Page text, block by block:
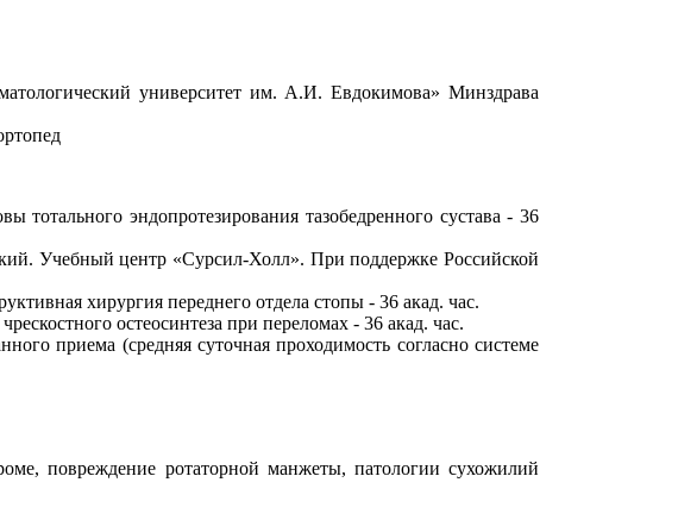
университет им. А.И. Евдокимова» Минздрава
эндопротезирования тазобедренного сустава - 36
Учебный центр «Сурсил-Холл». При поддержке Российской
хирургия переднего отдела стопы - 36 акад. час.
остеосинтеза при переломах - 36 акад. час.
приема (средняя суточная проходимость согласно системе
повреждение ротаторной манжеты, патологии сухожилий